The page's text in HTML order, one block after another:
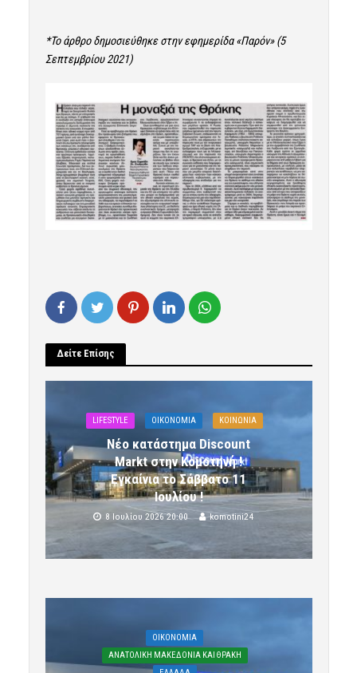
*Το άρθρο δημοσιεύθηκε στην εφημερίδα «Παρόν» (5
Σεπτεμβρίου 2021)
Δείτε Επίσης
LIFESTYLE OIKONOMIA ΚΟΙΝΩΝΙΑ
Νέο κατάστημα Discount
Markt στην Κομοτηνή !
Εγκαίνια το Σάββατο 11
Ιουλίου !
8 Ιουλίου 2026 20:00 komotini24
OIKONOMIA
ΑΝΑΤΟΛΙΚΗ ΜΑΚΕΔΟΝΙΑ ΚΑΙ ΘΡΑΚΗ